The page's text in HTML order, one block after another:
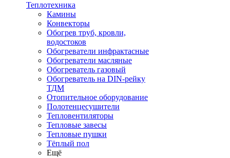
Теплотехника
Камины
Конвекторы
Обогрев труб, кровли,
водостоков
Обогреватели инфрактасные
Обогреватели масляные
Обогреватель газовый
Обогреватель на DIN-рейку
ТДМ
Отопительное оборудование
Полотенцесушители
Тепловентиляторы
Тепловые завесы
Тепловые пушки
Тёплый пол
Ещё